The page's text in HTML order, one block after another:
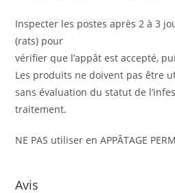
Inspecter les postes après 2 à 3
(rats) pour
vérifier que l’appât est accepté,
Les produits ne doivent pas être
sans évaluation du statut de
traitement.
NE PAS utiliser en APPÂTAGE
Avis